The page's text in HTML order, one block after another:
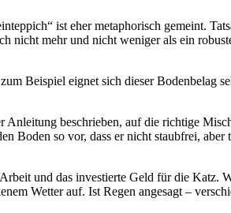
ist eher metaphorisch gemeint.
nicht mehr und nicht weniger als ein
zum Beispiel eignet sich dieser Bodenbelag
Anleitung beschrieben, auf die richtige
Boden so vor, dass er nicht staubfrei, aber
und das investierte Geld für die Katz.
Wetter auf. Ist Regen angesagt –